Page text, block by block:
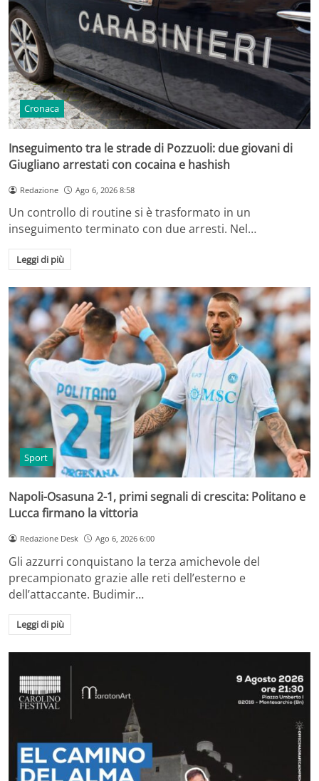
Cronaca
Inseguimento tra le strade di Pozzuoli: due giovani di
Giugliano arrestati con cocaina e hashish
Redazione Ago 6, 2026 8:58
Un controllo di routine si è trasformato in un
inseguimento terminato con due arresti. Nel…
Leggi di più
Sport
Napoli-Osasuna 2-1, primi segnali di crescita: Politano e
Lucca firmano la vittoria
Redazione Desk Ago 6, 2026 6:00
Gli azzurri conquistano la terza amichevole del
precampionato grazie alle reti dell’esterno e
dell’attaccante. Budimir…
Leggi di più